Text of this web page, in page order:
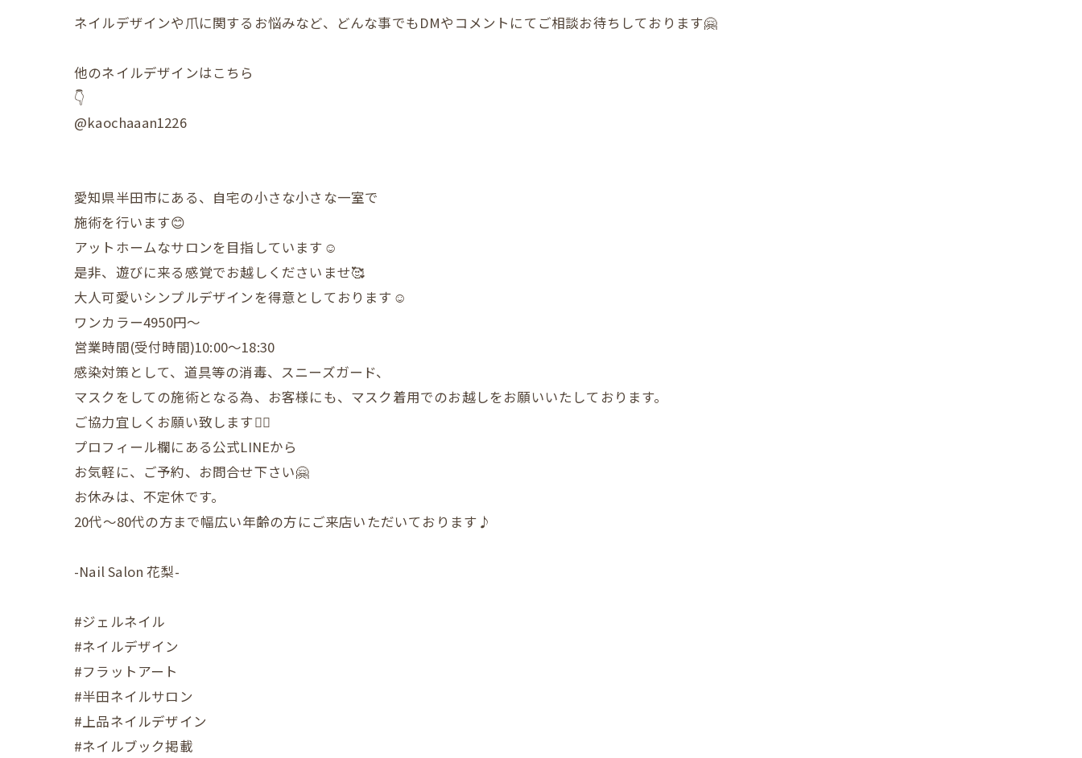
ネイルデザインや爪に関するお悩みなど、どんな事でもDMやコメントにてご相談お待ちしております🤗
他のネイルデザインはこちら
👇
@kaochaaan1226
愛知県半田市にある、自宅の小さな小さな一室で
施術を行います😊
アットホームなサロンを目指しています☺️
是非、遊びに来る感覚でお越しくださいませ🥰
大人可愛いシンプルデザインを得意としております☺️
ワンカラー4950円〜
営業時間(受付時間)10:00〜18:30
感染対策として、道具等の消毒、スニーズガード、
マスクをしての施術となる為、お客様にも、マスク着用でのお越しをお願いいたしております。
ご協力宜しくお願い致します🙇‍♀️
プロフィール欄にある公式LINEから
お気軽に、ご予約、お問合せ下さい🤗
お休みは、不定休です。
20代〜80代の方まで幅広い年齢の方にご来店いただいております♪
-Nail Salon 花梨-
#ジェルネイル
#ネイルデザイン
#フラットアート
#半田ネイルサロン
#上品ネイルデザイン
#ネイルブック掲載